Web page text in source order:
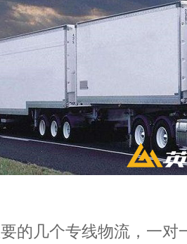
的几个专线物流，一对